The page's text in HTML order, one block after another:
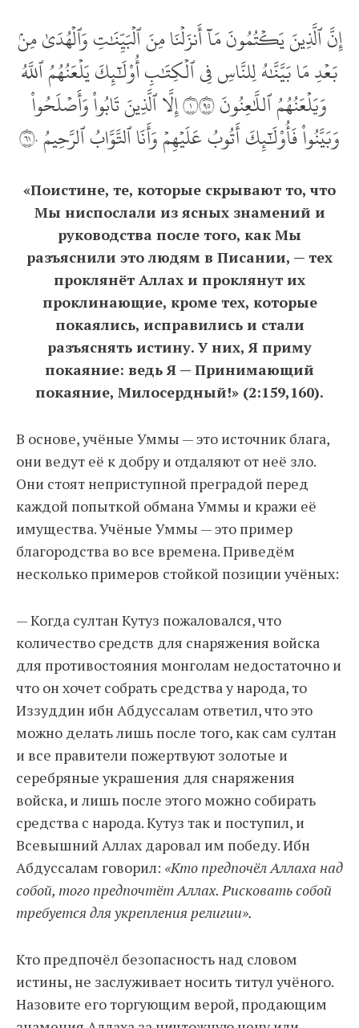
إِنَّ ٱلَّذِينَ يَكۡتُمُونَ مَآ أَنزَلۡنَا مِنَ ٱلۡبَيِّنَٰتِ وَٱلۡهُدَىٰ مِنۢ
بَعۡدِ مَا بَيَّنَّٰهُ لِلنَّاسِ فِي ٱلۡكِتَٰبِ أُوْلَٰٓئِكَ يَلۡعَنُهُمُ ٱللَّهُ
وَيَلۡعَنُهُمُ ٱللَّٰعِنُونَ ١٥٩ إِلَّا ٱلَّذِينَ تَابُواْ وَأَصۡلَحُواْ
وَبَيَّنُواْ فَأُوْلَٰٓئِكَ أَتُوبُ عَلَيۡهِمۡ وَأَنَا ٱلتَّوَّابُ ٱلرَّحِيمُ ١٦٠
«Поистине, те, которые скрывают то, что
Мы ниспослали из ясных знамений и
руководства после того, как Мы
разъяснили это людям в Писании, — тех
проклянёт Аллах и проклянут их
проклинающие, кроме тех, которые
покаялись, исправились и стали
разъяснять истину. У них, Я приму
покаяние: ведь Я — Принимающий
покаяние, Милосердный!» (2:159,160).
В основе, учёные Уммы — это источник блага,
они ведут её к добру и отдаляют от неё зло.
Они стоят неприступной преградой перед
каждой попыткой обмана Уммы и кражи её
имущества. Учёные Уммы — это пример
благородства во все времена. Приведём
несколько примеров стойкой позиции учёных:
— Когда султан Кутуз пожаловался, что
количество средств для снаряжения войска
для противостояния монголам недостаточно и
что он хочет собрать средства у народа, то
Иззуддин ибн Абдуссалам ответил, что это
можно делать лишь после того, как сам султан
и все правители пожертвуют золотые и
серебряные украшения для снаряжения
войска, и лишь после этого можно собирать
средства с народа. Кутуз так и поступил, и
Всевышний Аллах даровал им победу. Ибн
Абдуссалам говорил: «Кто предпочёл Аллаха над
собой, того предпочтёт Аллах. Рисковать собой
требуется для укрепления религии».
Кто предпочёл безопасность над словом
истины, не заслуживает носить титул учёного.
Назовите его торгующим верой, продающим